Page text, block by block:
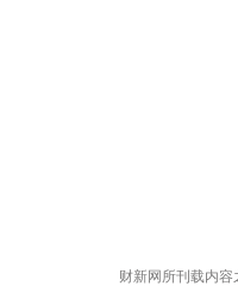
财新网所刊载内